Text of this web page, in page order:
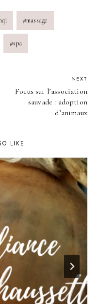
#massage
#spa
NEXT
Focus sur l’association
sauvade : adoption
d’animaux
LIKE